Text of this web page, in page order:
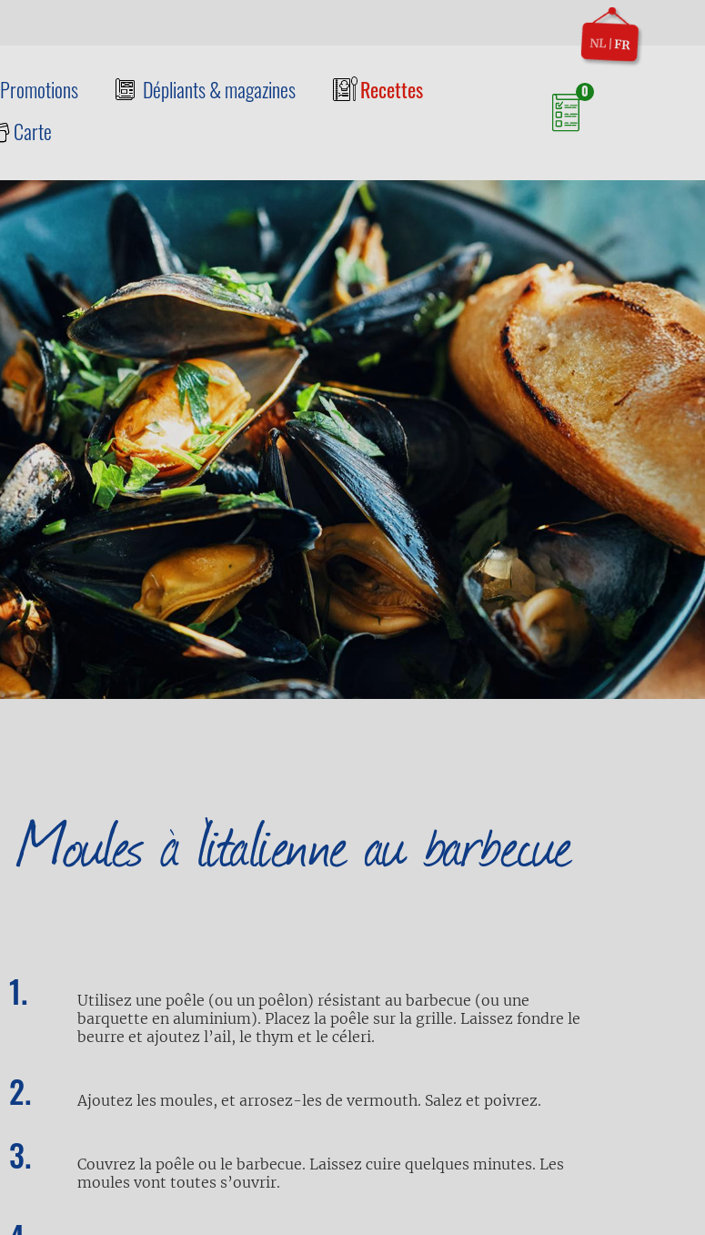
NL|FR
Promotions Dépliants & magazines
Recettes
Carte
0
Moules à l’italienne au barbecue
Utilisez une poêle (ou un poêlon) résistant au barbecue (ou une
barquette en aluminium). Placez la poêle sur la grille. Laissez fondre le
beurre et ajoutez l’ail, le thym et le céleri.
Ajoutez les moules, et arrosez-les de vermouth. Salez et poivrez.
Couvrez la poêle ou le barbecue. Laissez cuire quelques minutes. Les
moules vont toutes s’ouvrir.